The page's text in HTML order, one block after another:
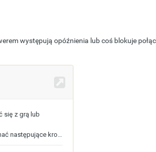
występują opóźnienia lub coś blokuje